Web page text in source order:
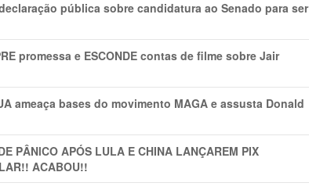
pública sobre candidatura ao Senado para ser
promessa e ESCONDE contas de filme sobre Jair
ameaça bases do movimento MAGA e assusta Donald
PÂNlCO APÓS LULA E CHINA LANÇAREM PIX
ACABOU!!